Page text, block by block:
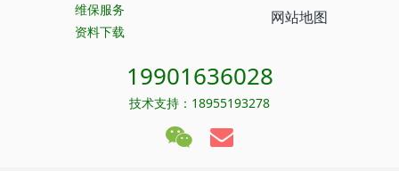
维保服务
资料下载
网站地图
19901636028
技术支持：18955193278